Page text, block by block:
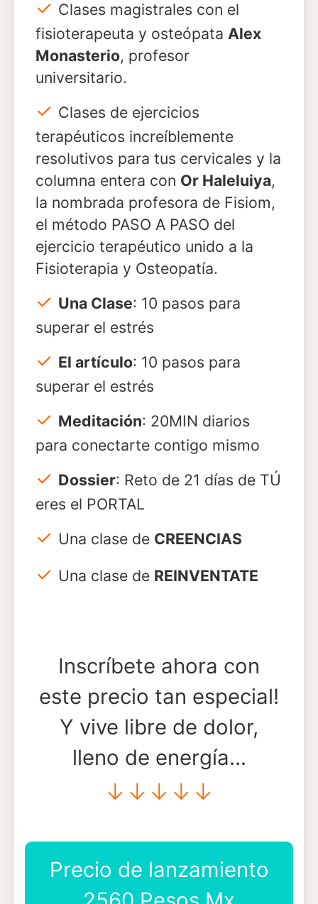
✓ Clases magistrales con el
fisioterapeuta y osteópata Alex
Monasterio, profesor
universitario.
✓ Clases de ejercicios
terapéuticos increíblemente
resolutivos para tus cervicales y la
columna entera con Or Haleluiya,
la nombrada profesora de Fisiom,
el método PASO A PASO del
ejercicio terapéutico unido a la
Fisioterapia y Osteopatía.
✓ Una Clase: 10 pasos para
superar el estrés
✓ El artículo: 10 pasos para
superar el estrés
✓ Meditación: 20MIN diarios
para conectarte contigo mismo
✓ Dossier: Reto de 21 días de TÚ
eres el PORTAL
✓ Una clase de CREENCIAS
✓ Una clase de REINVENTATE
Inscríbete ahora con
este precio tan especial!
Y vive libre de dolor,
lleno de energía…
↓ ↓ ↓ ↓ ↓
Precio de lanzamiento